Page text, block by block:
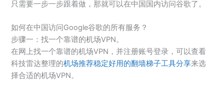
只需要一步一步跟着做，那就可以在中国国内访问谷歌了。
如何在中国访问Google谷歌的所有服务？
步骤一：找一个靠谱的机场VPN。
在网上找一个靠谱的机场VPN，并注册账号登录，可以查看
科技雷达整理的机场推荐稳定好用的翻墙梯子工具分享来选
择合适的机场VPN。